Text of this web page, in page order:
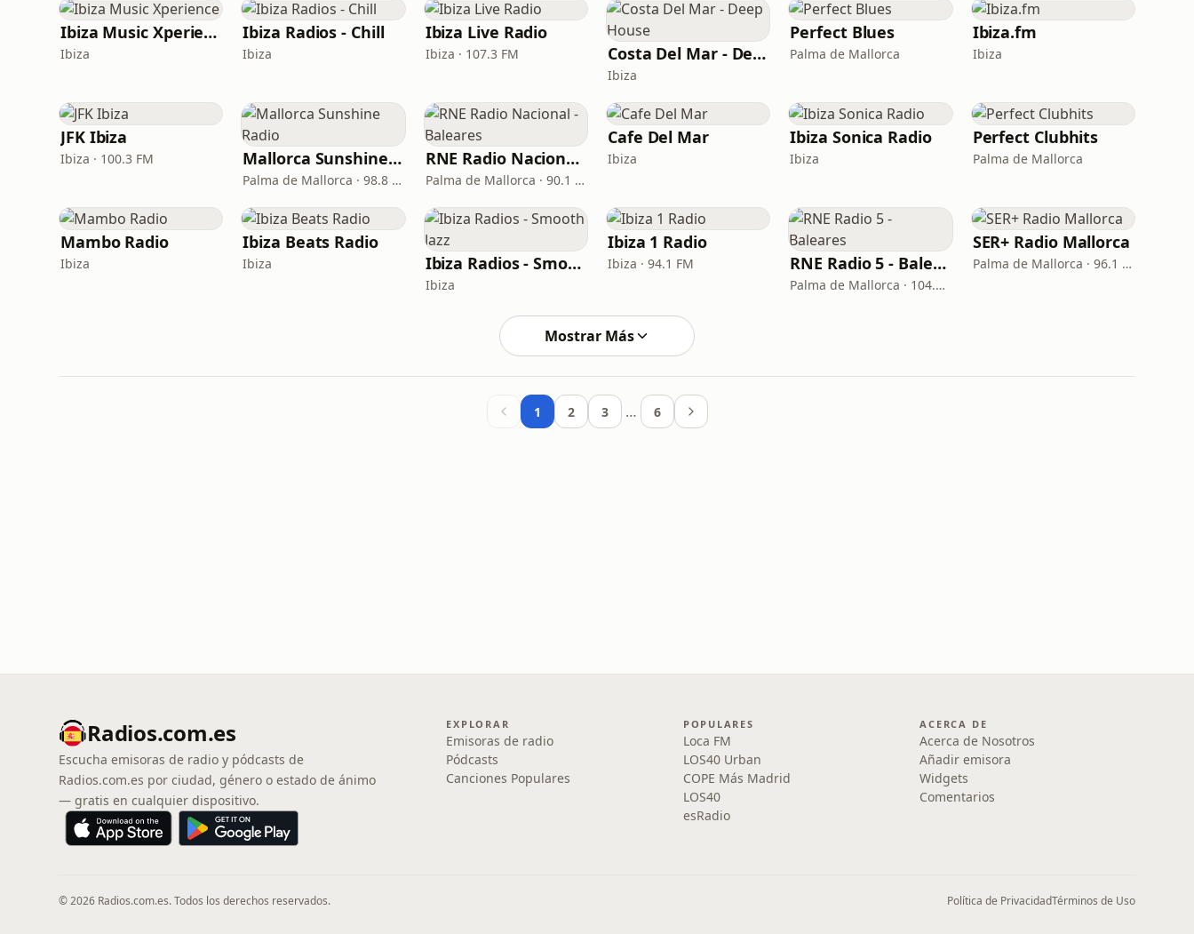
Ibiza Music Xperience
Ibiza
Ibiza Radios - Chill
Ibiza
Ibiza Live Radio
Ibiza · 107.3 FM Costa Del Mar - Deep House
Ibiza
Perfect Blues
Palma de Mallorca
Ibiza.fm
Ibiza
JFK Ibiza
Ibiza · 100.3 FM Mallorca Sunshine Radio
Palma de Mallorca · 98.8 FM
RNE Radio Nacional - Baleares
Palma de Mallorca · 90.1 FM
Cafe Del Mar
Ibiza
Ibiza Sonica Radio
Ibiza
Perfect Clubhits
Palma de Mallorca
Mambo Radio
Ibiza
Ibiza Beats Radio
Ibiza Ibiza Radios - Smooth Jazz
Ibiza
Ibiza 1 Radio
Ibiza · 94.1 FM RNE Radio 5 - Baleares
Palma de Mallorca · 104.5 FM
SER+ Radio Mallorca
Palma de Mallorca · 96.1 FM
Mostrar Más
1 2 3 … 6
Radios.com.es
Escucha emisoras de radio y pódcasts de
Radios.com.es por ciudad, género o estado de ánimo
— gratis en cualquier dispositivo.
EXPLORAR
Emisoras de radio
Pódcasts
Canciones Populares
POPULARES
Loca FM
LOS40 Urban
COPE Más Madrid
LOS40
esRadio
ACERCA DE
Acerca de Nosotros
Añadir emisora
Widgets
Comentarios
© 2026 Radios.com.es. Todos los derechos reservados. Política de PrivacidadTérminos de Uso